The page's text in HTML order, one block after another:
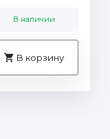
В наличии
В корзину